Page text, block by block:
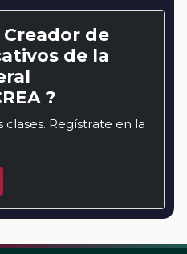
Creador de
de la
?
Regístrate en la